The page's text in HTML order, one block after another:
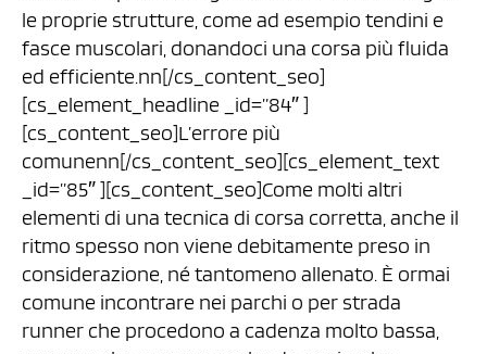
le proprie strutture, come ad esempio tendini e
fasce muscolari, donandoci una corsa più fluida
ed efficiente.nn[/cs_content_seo]
[cs_element_headline _id=”84″ ]
[cs_content_seo]L’errore più
comunenn[/cs_content_seo][cs_element_text
_id=”85″ ][cs_content_seo]Come molti altri
elementi di una tecnica di corsa corretta, anche il
ritmo spesso non viene debitamente preso in
considerazione, né tantomeno allenato. È ormai
comune incontrare nei parchi o per strada
runner che procedono a cadenza molto bassa,